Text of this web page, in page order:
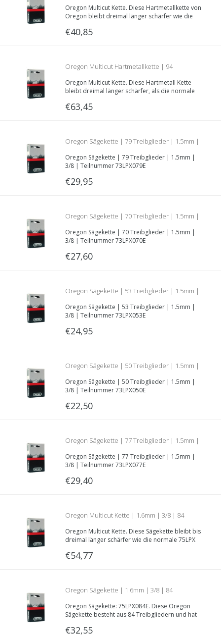
Treibglieder | 1.5mm | .325 | M21LPX066E
Oregon Multicut Kette. Diese Hartmetallkette von
Oregon bleibt dreimal länger schärfer wie die
€40,85
Oregon Multicut Hartmetallkette | 94
Treibglieder | 1.5mm | 3/8 | Teilnummer
M73LPX094E
Oregon Multicut Kette. Diese Hartmetall Kette
bleibt dreimal länger schärfer, als die normale
€63,45
Oregon Sägekette | 79 Treibglieder | 1.5mm |
3/8 | Teilnummer 73LPX079E
Oregon Sägekette | 79 Treibglieder | 1.5mm |
3/8 | Teilnummer 73LPX079E
€29,95
Oregon Sägekette | 70 Treibglieder | 1.5mm |
3/8 | Teilnummer 73LPX070E
Oregon Sägekette | 70 Treibglieder | 1.5mm |
3/8 | Teilnummer 73LPX070E
€27,60
Oregon Sägekette | 53 Treibglieder | 1.5mm |
3/8 | Teilnummer 73LPX053E
Oregon Sägekette | 53 Treibglieder | 1.5mm |
3/8 | Teilnummer 73LPX053E
€24,95
Oregon Sägekette | 50 Treibglieder | 1.5mm |
3/8 | Teilnummer 73LPX050E
Oregon Sägekette | 50 Treibglieder | 1.5mm |
3/8 | Teilnummer 73LPX050E
€22,50
Oregon Sägekette | 77 Treibglieder | 1.5mm |
3/8 | Teilnummer 73LPX077E
Oregon Sägekette | 77 Treibglieder | 1.5mm |
3/8 | Teilnummer 73LPX077E
€29,40
Oregon Multicut Kette | 1.6mm | 3/8 | 84
Treibglieder | Teilnummer M75LPX084E
Oregon Multicut Kette. Diese Sägekette bleibt bis
dreimal länger schärfer wie die normale 75LPX
€54,77
Oregon Sägekette | 1.6mm | 3/8 | 84
Treibglieder | Teilnummer 75LPX084E
Oregon Sägekette: 75LPX084E. Diese Oregon
Sägekette besteht aus 84 Treibgliedern und hat
€32,55